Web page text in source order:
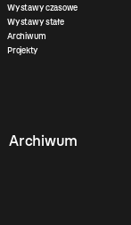
Wystawy czasowe
Wystawy stałe
Archiwum
Projekty
Archiwum